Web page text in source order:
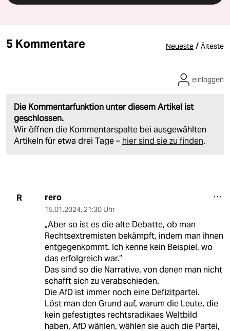
5 Kommentare Neueste / Älteste
Die Kommentarfunktion unter diesem Artikel ist
geschlossen.
Wir öffnen die Kommentarspalte bei ausgewählten
Artikeln für etwa drei Tage – hier sind sie zu finden.
einloggen
R rero
15.01.2024, 21:30 Uhr
„Aber so ist es die alte Debatte, ob man
Rechtsextremisten bekämpft, indem man ihnen
entgegenkommt. Ich kenne kein Beispiel, wo
das erfolgreich war.“
Das sind so die Narrative, von denen man nicht
schafft sich zu verabschieden.
Die AfD ist immer noch eine Defizitpartei.
Löst man den Grund auf, warum die Leute, die
kein gefestigtes rechtsradikaes Weltbild
haben, AfD wählen, wählen sie auch die Partei,